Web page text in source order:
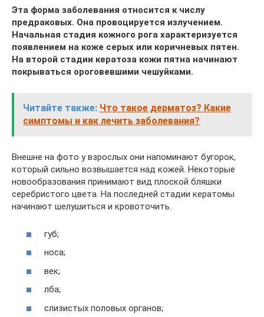
Эта форма заболевания относится к числу
предраковых. Она провоцируется излучением.
Начальная стадия кожного рога характеризуется
появлением на коже серых или коричневых пятен.
На второй стадии кератоза кожи пятна начинают
покрываться ороговевшими чешуйками.
Читайте также: Что такое дерматоз? Какие
симптомы и как лечить заболевания?
Внешне на фото у взрослых они напоминают бугорок,
который сильно возвышается над кожей. Некоторые
новообразования принимают вид плоской бляшки
серебристого цвета. На последней стадии кератомы
начинают шелушиться и кровоточить.
губ;
носа;
век;
лба;
слизистых половых органов;